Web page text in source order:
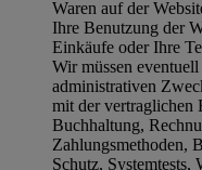
Waren auf der
Ihre Benutzung der
Einkäufe oder Ihre
Wir müssen
administrativen
mit der vertraglichen
Buchhaltung,
Zahlungsmethoden,
Schutz, Systemtests,